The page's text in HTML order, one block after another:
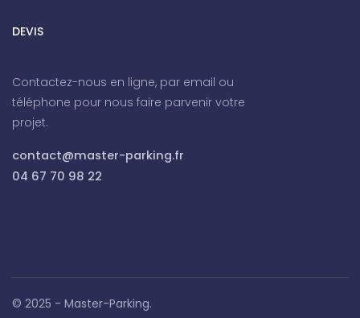
DEVIS
Contactez-nous en ligne, par email ou
téléphone pour nous faire parvenir votre
projet.
contact@master-parking.fr
04 67 70 98 22
© 2025 - Master-Parking.